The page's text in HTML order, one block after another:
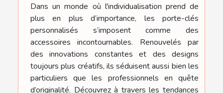
Dans un monde où l'individualisation prend de
plus en plus d’importance, les porte-clés
personnalisés s’imposent comme des
accessoires incontournables. Renouvelés par
des innovations constantes et des designs
toujours plus créatifs, ils séduisent aussi bien les
particuliers que les professionnels en quête
d’originalité. Découvrez à travers les tendances